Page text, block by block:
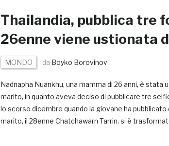
Thailandia, pubblica tre
26enne viene ustionata
MONDO da Boyko Borovinov
Nadnapha Nuankhu, una mamma di 26 anni, è stata
marito, in quanto aveva deciso di pubblicare tre
lo scorso dicembre quando la giovane ha
marito, il 28enne Chatchawarn Tarrin, si è